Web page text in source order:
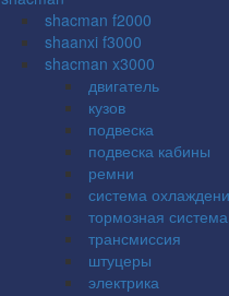
shacman f2000
shaanxi f3000
shacman x3000
двигатель
кузов
подвеска
подвеска кабины
ремни
система
тормозная система
трансмиссия
штуцеры
электрика